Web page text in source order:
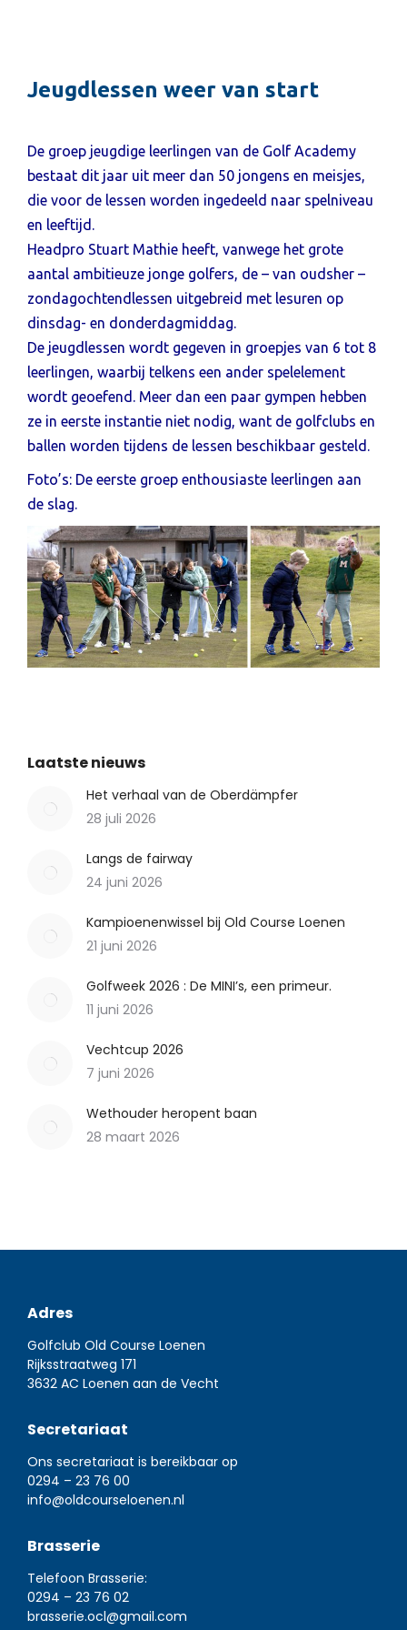
Jeugdlessen weer van start
De groep jeugdige leerlingen van de Golf Academy
bestaat dit jaar uit meer dan 50 jongens en meisjes,
die voor de lessen worden ingedeeld naar spelniveau
en leeftijd.
Headpro Stuart Mathie heeft, vanwege het grote
aantal ambitieuze jonge golfers, de – van oudsher –
zondagochtendlessen uitgebreid met lesuren op
dinsdag- en donderdagmiddag.
De jeugdlessen wordt gegeven in groepjes van 6 tot 8
leerlingen, waarbij telkens een ander spelelement
wordt geoefend. Meer dan een paar gympen hebben
ze in eerste instantie niet nodig, want de golfclubs en
ballen worden tijdens de lessen beschikbaar gesteld.
Foto’s: De eerste groep enthousiaste leerlingen aan
de slag.
Laatste nieuws
Het verhaal van de Oberdämpfer
28 juli 2026
Langs de fairway
24 juni 2026
Kampioenenwissel bij Old Course Loenen
21 juni 2026
Golfweek 2026 : De MINI’s, een primeur.
11 juni 2026
Vechtcup 2026
7 juni 2026
Wethouder heropent baan
28 maart 2026
Adres
Golfclub Old Course Loenen
Rijksstraatweg 171
3632 AC Loenen aan de Vecht
Secretariaat
Ons secretariaat is bereikbaar op
0294 – 23 76 00
info@oldcourseloenen.nl
Brasserie
Telefoon Brasserie:
0294 – 23 76 02
brasserie.ocl@gmail.com